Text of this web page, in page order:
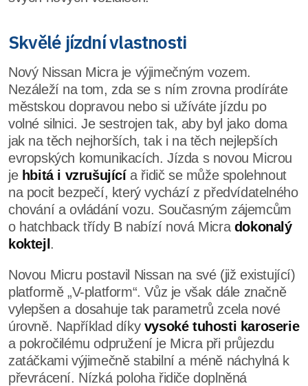
Skvělé jízdní vlastnosti
Nový Nissan Micra je výjimečným vozem.
Nezáleží na tom, zda se s ním zrovna prodíráte
městskou dopravou nebo si užíváte jízdu po
volné silnici. Je sestrojen tak, aby byl jako doma
jak na těch nejhorších, tak i na těch nejlepších
evropských komunikacích. Jízda s novou Microu
je hbitá i vzrušující a řidič se může spolehnout
na pocit bezpečí, který vychází z předvídatelného
chování a ovládání vozu. Současným zájemcům
o hatchback třídy B nabízí nová Micra dokonalý
koktejl .
Novou Micru postavil Nissan na své (již existující)
platformě „V-platform“. Vůz je však dále značně
vylepšen a dosahuje tak parametrů zcela nové
úrovně. Například díky vysoké tuhosti karoserie
a pokročilému odpružení je Micra při průjezdu
zatáčkami výjimečně stabilní a méně náchylná k
převrácení. Nízká poloha řidiče doplněná